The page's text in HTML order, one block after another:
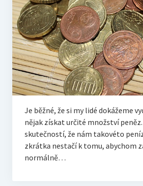
Je běžné, že si my lidé dokážeme
nějak získat určité množství peněz.
skutečností, že nám takovéto
zkrátka nestačí k tomu, abychom
normálně…